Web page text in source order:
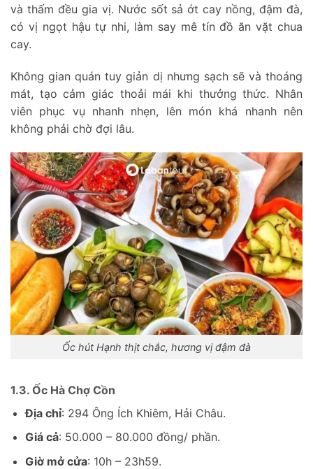
và thấm đều gia vị. Nước sốt sả ớt cay nồng, đậm đà,
có vị ngọt hậu tự nhi, làm say mê tín đồ ăn vặt chua
cay.
Không gian quán tuy giản dị nhưng sạch sẽ và thoáng
mát, tạo cảm giác thoải mái khi thưởng thức. Nhân
viên phục vụ nhanh nhẹn, lên món khá nhanh nên
không phải chờ đợi lâu.
Ốc hút Hạnh thịt chắc, hương vị đậm đà
1.3. Ốc Hà Chợ Cồn
Địa chỉ: 294 Ông Ích Khiêm, Hải Châu.
Giá cả: 50.000 – 80.000 đồng/ phần.
Giờ mở cửa: 10h – 23h59.